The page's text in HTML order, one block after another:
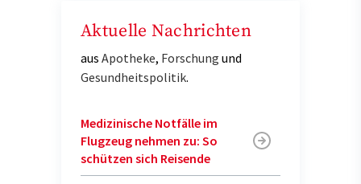
Aktuelle Nachrichten
aus Apotheke, Forschung und
Gesundheitspolitik.
Medizinische Notfälle im
Flugzeug nehmen zu: So
schützen sich Reisende